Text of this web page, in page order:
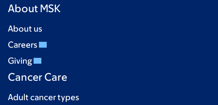
About MSK
About us
Careers
Giving
Cancer Care
Adult cancer types